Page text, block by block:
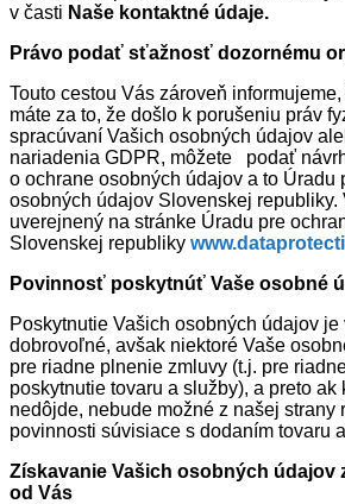
v časti Naše kontaktné údaje.
Právo podať sťažnosť dozornému
Touto cestou Vás zároveň
máte za to, že došlo k porušeniu práv
spracúvaní Vašich osobných údajov
nariadenia GDPR, môžete podať
o ochrane osobných údajov a to Úradu
osobných údajov Slovenskej republiky.
uverejnený na stránke Úradu pre
Slovenskej republiky
Povinnosť poskytnúť Vaše osobné
Poskytnutie Vašich osobných údajov je
dobrovoľné, avšak niektoré Vaše
pre riadne plnenie zmluvy (t.j. pre
poskytnutie tovaru a služby), a preto ak
nedôjde, nebude možné z našej strany
povinnosti súvisiace s dodaním tovaru
Získavanie Vašich osobných údajov
od Vás